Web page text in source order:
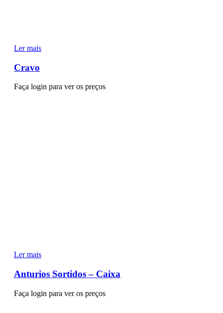
Ler mais
Cravo
Faça login para ver os preços
Ler mais
Anturios Sortidos – Caixa
Faça login para ver os preços